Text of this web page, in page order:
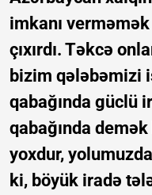
imkanı
çıxırdı. Təkcə
bizim qələbəmizi
qabağında güclü
qabağında
yoxdur,
ki, böyük iradə